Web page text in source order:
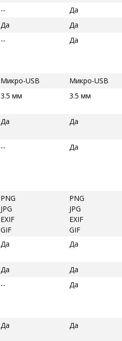
--
Да
Да
Да
-- Да
Микро-USB
Микро-USB
3.5 мм 3.5 мм
Да Да
-- Да
PNG
JPG
EXIF
GIF
PNG
JPG
EXIF
GIF
Да Да
Да
Да
-- Да
Да Да